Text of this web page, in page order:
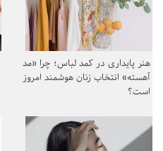
هنر پایداری در کمد لباس؛ چرا «مد
آهسته» انتخاب زنان هوشمند امروز
است؟